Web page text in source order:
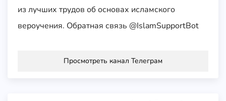
из лучших трудов об основах исламского
вероучения. Обратная связь @IslamSupportBot
Просмотреть канал Телеграм